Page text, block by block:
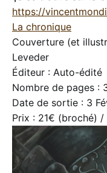
https://
La chronique
Couverture (et
Leveder
Éditeur : Auto-édité
Nombre de pages :
Date de sortie : 3
Prix : 21€ (broché) /